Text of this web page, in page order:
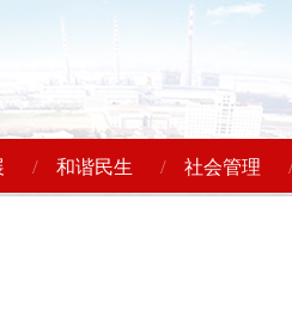
/ 和谐民生 / 社会管理